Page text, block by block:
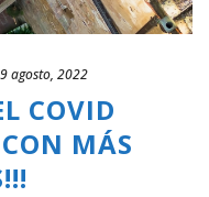
agosto, 2022
COVID
MÁS